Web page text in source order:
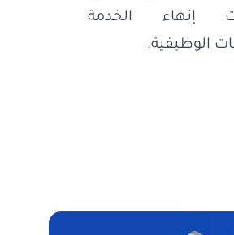
إنهاء الخدمة
الوظيفية.